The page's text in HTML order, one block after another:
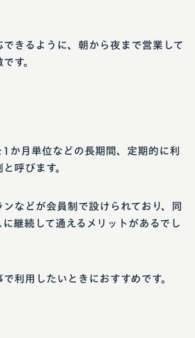
きるように、朝から夜まで営業して
す。
か月単位などの長期間、定期的に利
呼びます。
などが会員制で設けられており、同
継続して通えるメリットがあるでし
利用したいときにおすすめです。